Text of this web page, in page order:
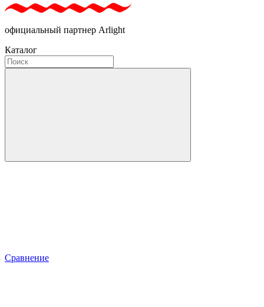
официальный партнер Arlight
Каталог
Сравнение